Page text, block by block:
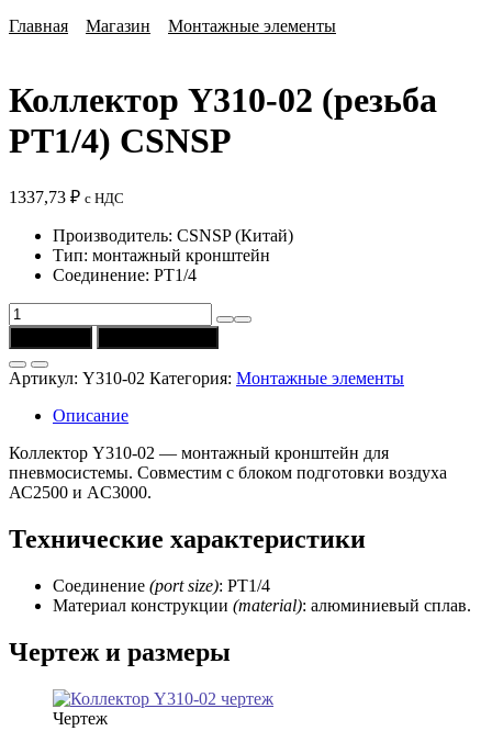
Главная Магазин Монтажные элементы
Коллектор Y310-02 (резьба
PT1/4) CSNSP
1337,73 ₽ с НДС
Производитель: CSNSP (Китай)
Тип: монтажный кронштейн
Соединение: PT1/4
Количество
товара
Коллектор
Y310-
02
(резьба
PT1/4)
CSNSP
Артикул: Y310-02 Категория: Монтажные элементы
Описание
Коллектор Y310-02 — монтажный кронштейн для
пневмосистемы. Совместим с блоком подготовки воздуха
АС2500 и AC3000.
Технические характеристики
Соединение (port size): PT1/4
Материал конструкции (material): алюминиевый сплав.
Чертеж и размеры
Чертеж